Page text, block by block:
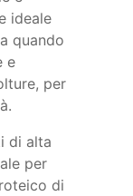
ideale
quando
e
per
di alta
per
di